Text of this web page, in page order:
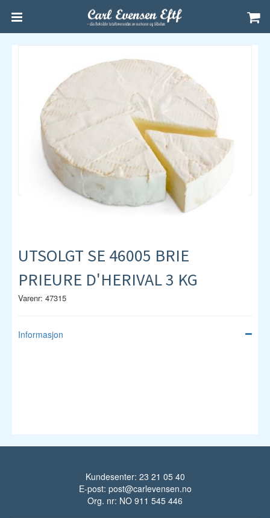
UTSOLGT SE 46005 BRIE
PRIEURE D'HERIVAL 3 KG
Varenr: 47315
Informasjon
Kundesenter: 23 21 05 40
E-post: post@carlevensen.no
Org. nr: NO 911 545 446